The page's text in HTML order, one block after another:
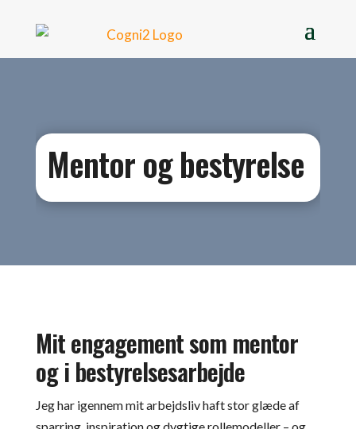
Mentor og bestyrelse
Mit engagement som mentor
og i bestyrelsesarbejde
Jeg har igennem mit arbejdsliv haft stor glæde af